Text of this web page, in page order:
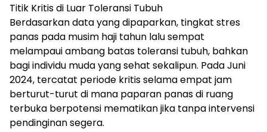
Titik Kritis di Luar Toleransi Tubuh
Berdasarkan data yang dipaparkan, tingkat stres
panas pada musim haji tahun lalu sempat
melampaui ambang batas toleransi tubuh, bahkan
bagi individu muda yang sehat sekalipun. Pada Juni
2024, tercatat periode kritis selama empat jam
berturut-turut di mana paparan panas di ruang
terbuka berpotensi mematikan jika tanpa intervensi
pendinginan segera.